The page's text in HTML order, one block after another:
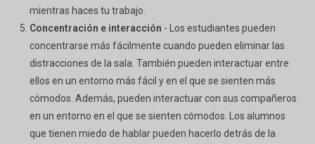
mientras haces tu trabajo.
Concentración e interacción - Los estudiantes pueden
concentrarse más fácilmente cuando pueden eliminar las
distracciones de la sala. También pueden interactuar entre
ellos en un entorno más fácil y en el que se sienten más
cómodos. Además, pueden interactuar con sus compañeros
en un entorno en el que se sienten cómodos. Los alumnos
que tienen miedo de hablar pueden hacerlo detrás de la